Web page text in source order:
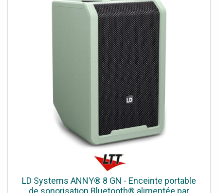
LD Systems ANNY® 8 GN - Enceinte portable
de sonorisation Bluetooth® alimentée par